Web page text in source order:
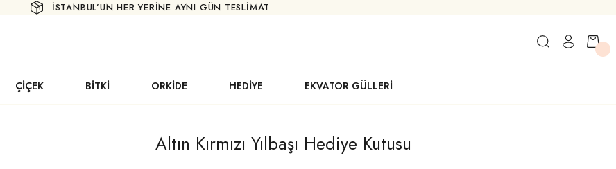
İSTANBUL’UN HER YERİNE AYNI GÜN TESLİMAT
ÇİÇEK BİTKİ ORKİDE HEDİYE EKVATOR GÜLLERİ
Altın Kırmızı Yılbaşı Hediye Kutusu